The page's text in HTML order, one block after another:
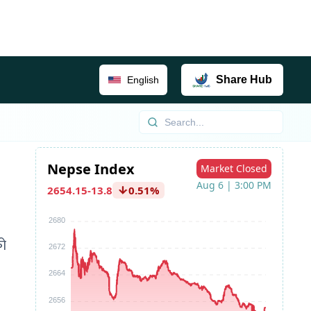
English Share Hub